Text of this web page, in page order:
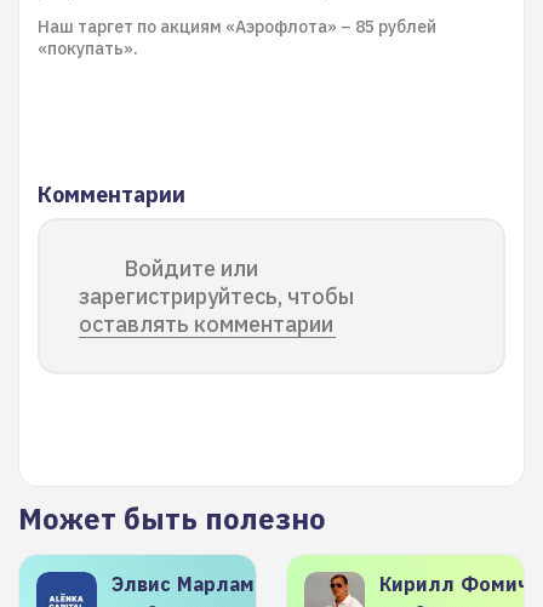
Наш таргет по акциям «Аэрофлота» – 85 рублей
«покупать».
Комментарии
Войдите или
зарегистрируйтесь, чтобы
оставлять комментарии
Может быть полезно
Элвис Марламов Кирилл